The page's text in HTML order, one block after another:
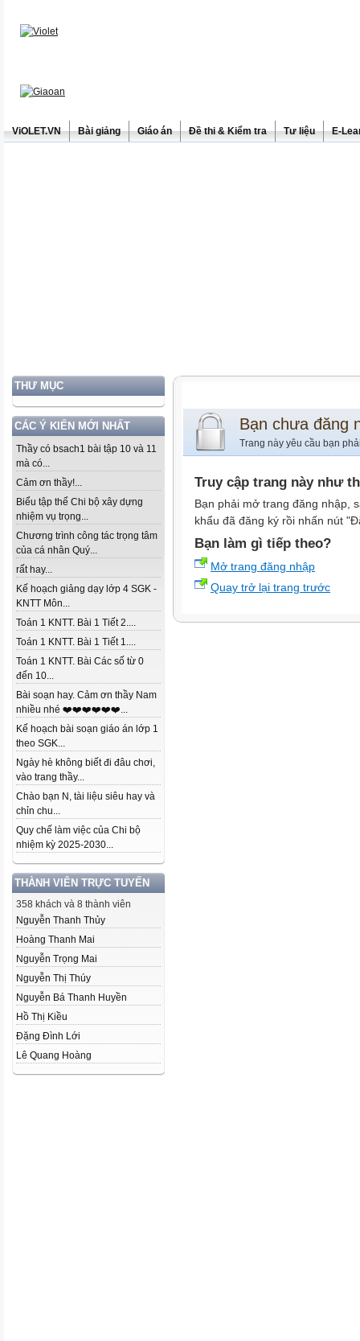
ViOLET.VN Bài giảng Giáo án Đề thi & Kiểm tra Tư liệu E-
THƯ MỤC
CÁC Ý KIẾN MỚI NHẤT
Thầy có bsach1 bài tập 10 và 11
mà có...
Cảm ơn thầy!...
Biểu tập thể Chi bộ xây dựng
nhiệm vụ trọng...
Chương trình công tác trọng tâm
của cá nhân Quý...
rất hay...
Kế hoạch giảng dạy lớp 4 SGK -
KNTT Môn...
Toán 1 KNTT. Bài 1 Tiết 2....
Toán 1 KNTT. Bài 1 Tiết 1....
Toán 1 KNTT. Bài Các số từ 0
đến 10...
Bài soạn hay. Cảm ơn thầy Nam
nhiều nhé ❤️❤️❤️❤️❤️❤️...
Kế hoạch bài soạn giáo án lớp 1
theo SGK...
Ngày hè không biết đi đâu chơi,
vào trang thầy...
Chào bạn N, tài liệu siêu hay và
chỉn chu...
Quy chế làm việc của Chi bộ
nhiệm kỳ 2025-2030...
THÀNH VIÊN TRỰC TUYẾN
358 khách và 8 thành viên
Nguyễn Thanh Thủy
Hoàng Thanh Mai
Nguyễn Trọng Mai
Nguyễn Thị Thúy
Nguyễn Bá Thanh Huyền
Hồ Thị Kiều
Đặng Đình Lới
Lê Quang Hoàng
Bạn chưa đăng
Trang này yêu cầu bạn
Truy cập trang này như
Bạn phải mở trang đăng nhập,
khẩu đã đăng ký rồi nhấn nút
Bạn làm gì tiếp theo?
Mở trang đăng nhập
Quay trở lại trang trước